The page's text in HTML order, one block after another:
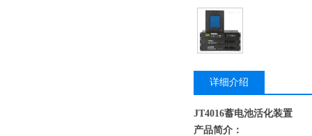
详细介绍
JT4016蓄电池活化装置
产品简介：